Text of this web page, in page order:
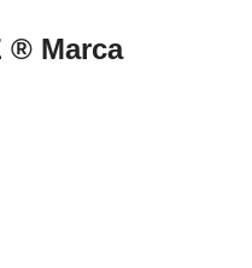
® Marca
Branca, São Paulo/SP – Brasil